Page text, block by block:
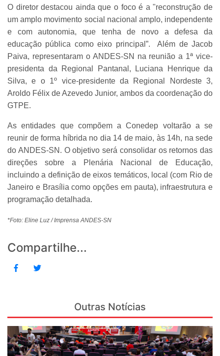
O diretor destacou ainda que o foco é a "reconstrução de
um amplo movimento social nacional amplo, independente
e com autonomia, que tenha de novo a defesa da
educação pública como eixo principal”. Além de Jacob
Paiva, representaram o ANDES-SN na reunião a 1ª vice-
presidenta da Regional Pantanal, Luciana Henrique da
Silva, e o 1º vice-presidente da Regional Nordeste 3,
Aroldo Félix de Azevedo Junior, ambos da coordenação do
GTPE.
As entidades que compõem a Conedep voltarão a se
reunir de forma híbrida no dia 14 de maio, às 14h, na sede
do ANDES-SN. O objetivo será consolidar os retornos das
direções sobre a Plenária Nacional de Educação,
incluindo a definição de eixos temáticos, local (com Rio de
Janeiro e Brasília como opções em pauta), infraestrutura e
programação detalhada.
*Foto: Eline Luz / Imprensa ANDES-SN
Compartilhe...
Outras Notícias